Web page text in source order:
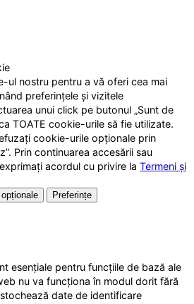
ul nostru pentru a vă oferi cea mai
preferințele și vizitele
unui click pe butonul „Sunt de
TOATE cookie-urile să fie utilizate.
cookie-urile opționale prin
Prin continuarea accesării sau
acordul cu privire la Termeni și
Preferințe
esențiale pentru funcțiile de bază ale
nu va funcționa în modul dorit fără
date de identificare